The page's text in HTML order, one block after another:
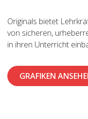
Originals bietet
von sicheren,
in ihren Unterricht
GRAFIKEN